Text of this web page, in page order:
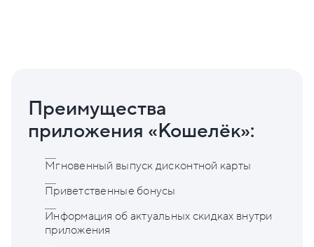
Преимущества
приложения «Кошелёк»:
Мгновенный выпуск дисконтной карты
Приветственные бонусы
Информация об актуальных скидках внутри
приложения